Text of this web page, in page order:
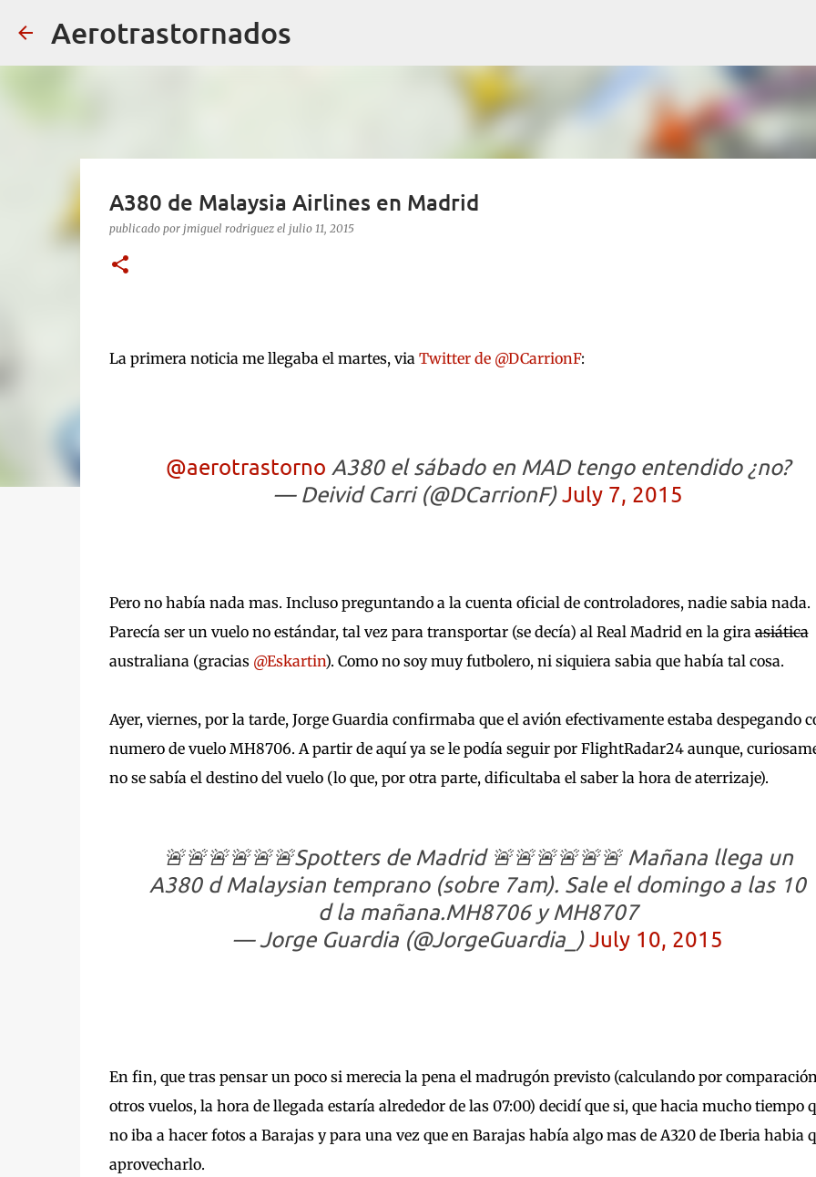
Aerotrastornados
A380 de Malaysia Airlines en Madrid
publicado por jmiguel rodriguez el julio 11, 2015
La primera noticia me llegaba el martes, via Twitter de @DCarrionF:
@aerotrastorno A380 el sábado en MAD tengo entendido ¿no?
— Deivid Carri (@DCarrionF)July 7, 2015
Pero no había nada mas. Incluso preguntando a la cuenta oficial de controladores, nadie sabia nada.
Parecía ser un vuelo no estándar, tal vez para transportar (se decía) al Real Madrid en la giraasiática
australiana (gracias @Eskartin). Como no soy muy futbolero, ni siquiera sabia que había tal cosa.
Ayer, viernes, por la tarde, Jorge Guardia confirmaba que el avión efectivamente estaba despegando
numero de vuelo MH8706. A partir de aquí ya se le podía seguir por FlightRadar24 aunque,
no se sabía el destino del vuelo (lo que, por otra parte, dificultaba el saber la hora de aterrizaje).
🚨🚨🚨🚨🚨🚨Spotters de Madrid 🚨🚨🚨🚨🚨🚨 Mañana llega un
A380 d Malaysian temprano (sobre 7am). Sale el domingo a las 10
d la mañana.MH8706 y MH8707
— Jorge Guardia (@JorgeGuardia_)July 10, 2015
En fin, que tras pensar un poco si merecia la pena el madrugón previsto (calculando por
otros vuelos, la hora de llegada estaría alrededor de las 07:00) decidí que si, que hacia mucho tiempo
no iba a hacer fotos a Barajas y para una vez que en Barajas había algo mas de A320 de Iberia habia
aprovecharlo.